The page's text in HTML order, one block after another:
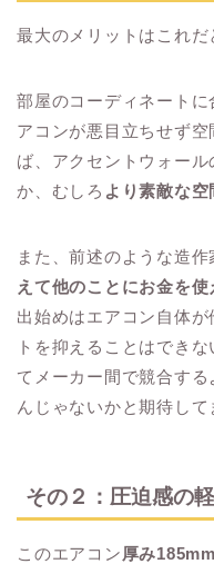
最大のメリットはこれだ
部屋のコーディネート
アコンが悪目立ちせず
ば、アクセントウォー
か、むしろ より素敵な
また、前述のような造
えて他のことにお金を使
出始めはエアコン自体
トを抑えることはでき
てメーカー間で競合す
んじゃないかと期待して
その２：圧迫感の
このエアコン厚み185mm